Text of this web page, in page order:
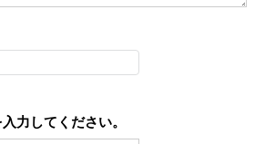
力してください。